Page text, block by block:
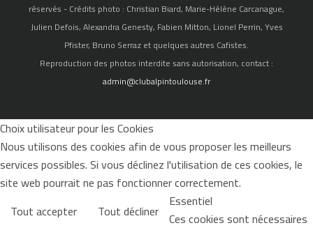
réservés - Crédits photo : Christian Biard, Marie-Hélène Carcanague,
Julien Defois, Alexandra Genesty, Fabien Mitton, Lionel Perrin, Yves
Pfister, Bruno Serraz et quelques autres Cafistes.
Reproduction des photos interdite sans autorisation, contact :
admin@clubalpintoulouse.fr
Choix utilisateur pour les Cookies
Nous utilisons des cookies afin de vous proposer les meilleurs
services possibles. Si vous déclinez l'utilisation de ces cookies, le
site web pourrait ne pas fonctionner correctement.
Tout accepter
Tout décliner Essentiel
Ces cookies sont nécessaires